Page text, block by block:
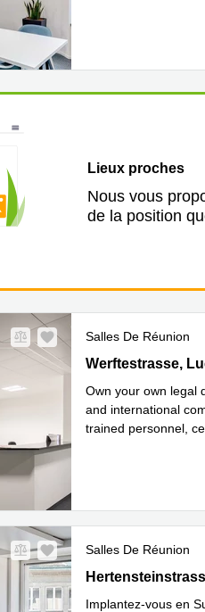
Lieux proches
Nous vous
de la position
Salles De Réunion
Werftestrasse 4,
Werftestrasse,
Own your own legal
and international
trained personnel,
Salles De Réunion
Hertensteinstrasse
Implantez-vous en